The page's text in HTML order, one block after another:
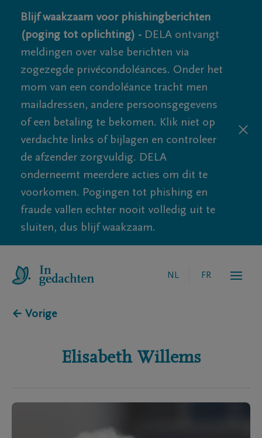
Blijf waakzaam voor phishingberichten
(poging tot oplichting) - DELA ontvangt
meldingen over valse berichten via
zogezegde privécondoléances. Onder het
mom van een condoléance tracht men
mailadressen, andere persoonsgegevens
of een betaling te bekomen. Klik niet op
verdachte links of bijlagen en controleer
de afzender zorgvuldig. DELA
onderneemt meerdere acties om dit te
voorkomen. Pogingen tot phishing en
fraude vallen echter nooit volledig uit te
sluiten, dus blijf waakzaam.
NL FR
← Vorige
Elisabeth Willems